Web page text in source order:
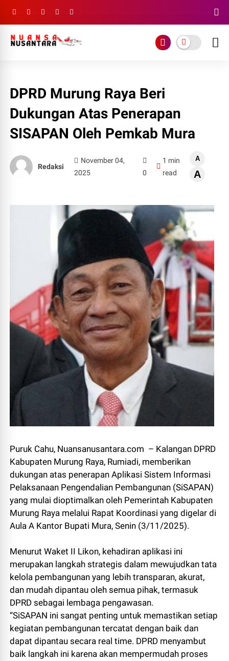
DPRD Murung Raya Beri
Dukungan Atas Penerapan
SISAPAN Oleh Pemkab Mura
Redaksi
November 04,
2025
0
1 min
read
A
A
Puruk Cahu, Nuansanusantara.com – Kalangan DPRD
Kabupaten Murung Raya, Rumiadi, memberikan
dukungan atas penerapan Aplikasi Sistem Informasi
Pelaksanaan Pengendalian Pembangunan (SiSAPAN)
yang mulai dioptimalkan oleh Pemerintah Kabupaten
Murung Raya melalui Rapat Koordinasi yang digelar di
Aula A Kantor Bupati Mura, Senin (3/11/2025).
Menurut Waket II Likon, kehadiran aplikasi ini
merupakan langkah strategis dalam mewujudkan tata
kelola pembangunan yang lebih transparan, akurat,
dan mudah dipantau oleh semua pihak, termasuk
DPRD sebagai lembaga pengawasan.
“SiSAPAN ini sangat penting untuk memastikan setiap
kegiatan pembangunan tercatat dengan baik dan
dapat dipantau secara real time. DPRD menyambut
baik langkah ini karena akan mempermudah proses